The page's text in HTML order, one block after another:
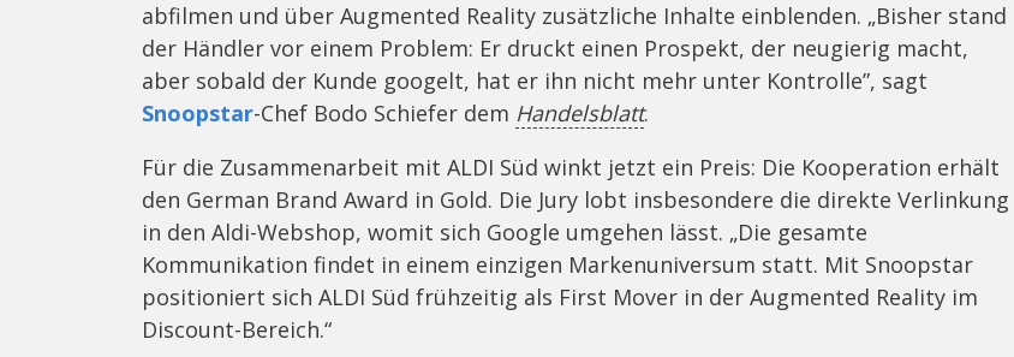
abfilmen und über Augmented Reality zusätzliche Inhalte einblenden. „Bisher stand
der Händler vor einem Problem: Er druckt einen Prospekt, der neugierig macht,
aber sobald der Kunde googelt, hat er ihn nicht mehr unter Kontrolle”, sagt
Snoopstar-Chef Bodo Schiefer dem Handelsblatt.
Für die Zusammenarbeit mit ALDI Süd winkt jetzt ein Preis: Die Kooperation erhält
den German Brand Award in Gold. Die Jury lobt insbesondere die direkte Verlinkung
in den Aldi-Webshop, womit sich Google umgehen lässt. „Die gesamte
Kommunikation findet in einem einzigen Markenuniversum statt. Mit Snoopstar
positioniert sich ALDI Süd frühzeitig als First Mover in der Augmented Reality im
Discount-Bereich.“